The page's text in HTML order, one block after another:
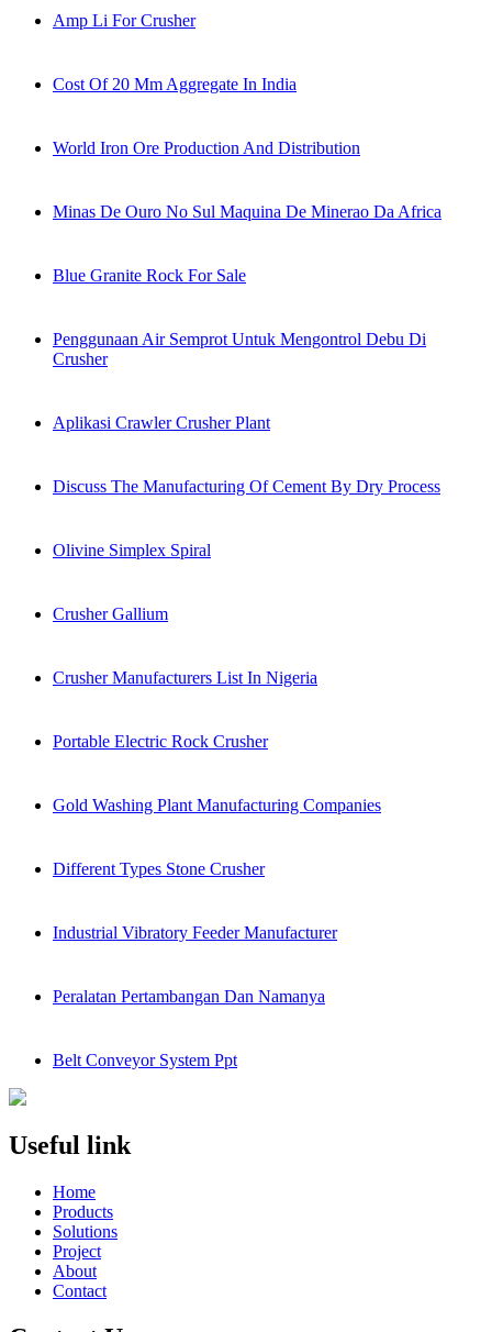
Amp Li For Crusher
Cost Of 20 Mm Aggregate In India
World Iron Ore Production And Distribution
Minas De Ouro No Sul Maquina De Minerao Da Africa
Blue Granite Rock For Sale
Penggunaan Air Semprot Untuk Mengontrol Debu Di
Crusher
Aplikasi Crawler Crusher Plant
Discuss The Manufacturing Of Cement By Dry Process
Olivine Simplex Spiral
Crusher Gallium
Crusher Manufacturers List In Nigeria
Portable Electric Rock Crusher
Gold Washing Plant Manufacturing Companies
Different Types Stone Crusher
Industrial Vibratory Feeder Manufacturer
Peralatan Pertambangan Dan Namanya
Belt Conveyor System Ppt
Useful link
Home
Products
Solutions
Project
About
Contact